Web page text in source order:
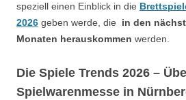
speziell einen Einblick in die
2026 geben werde, die in den
Monaten herauskommen werden.
Die Spiele Trends 2026 –
Spielwarenmesse in